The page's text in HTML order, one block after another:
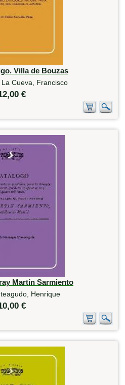
Villa de Bouzas
La Cueva, Francisco
€
Martín Sarmiento
Henrique
€